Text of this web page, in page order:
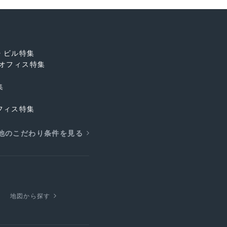
ビル特集
フィス特集
ィス特集
のこだわり条件を見る
地図から探す